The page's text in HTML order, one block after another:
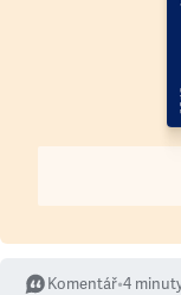
Komentář•4